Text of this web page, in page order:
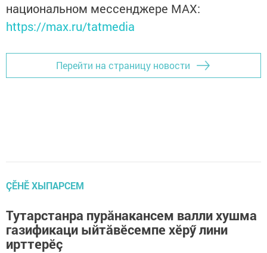
национальном мессенджере MАХ:
https://max.ru/tatmedia
Перейти на страницу новости
ÇӖНӖ ХЫПАРСЕМ
Тутарстанра пурăнакансем валли хушма
газификаци ыйтăвӗсемпе хӗрӳ лини
ирттерӗç